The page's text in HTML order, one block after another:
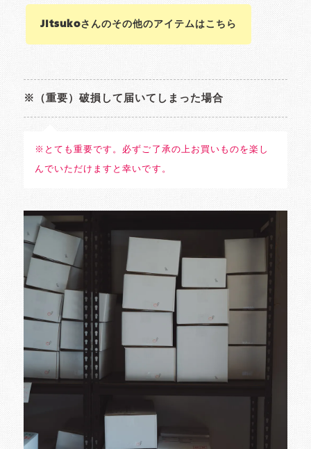
Jitsukoさんのその他のアイテムはこちら
※（重要）破損して届いてしまった場合
※とても重要です。必ずご了承の上お買いものを楽し
んでいただけますと幸いです。